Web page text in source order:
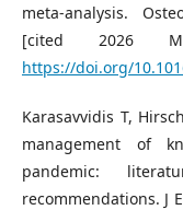
meta-analysis.
[cited 2026
https://doi.org/
Karasavvidis T,
management of
pandemic:
recommendations. J